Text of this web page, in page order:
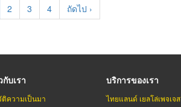
Page
2 Page
3 Page
4
Next
page
ถัดไป ›
กับเรา
ติความเป็นมา
บริการของเรา
ไทยแลนด์ เยลโล่เพจเจส